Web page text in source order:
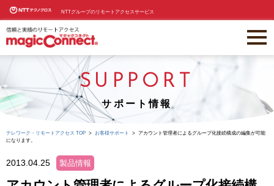
NTTグループのリモートアクセスサービス
SUPPORT
サポート情報
テレワーク・リモートアクセス TOP お客様サポート
アカウント管理者によるグループ化接続構成の編集が可能
になります。
2013.04.25 製品情報